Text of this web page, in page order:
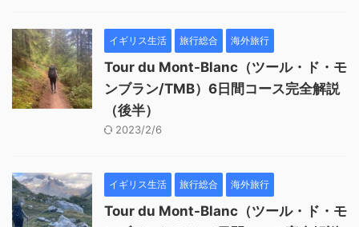
イギリス生活 旅行総合 海外旅行
Tour du Mont-Blanc（ツール・ド・モ
ンブラン/TMB）6日間コース完全解説
（後半）
2023/2/6
イギリス生活 旅行総合 海外旅行
Tour du Mont-Blanc（ツール・ド・モ